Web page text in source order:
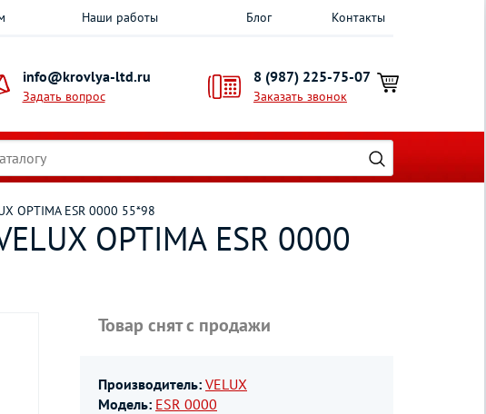
Наши работы Блог Контакты
info@krovlya-ltd.ru
Задать вопрос
8 (987) 225-75-07
Заказать звонок
OPTIMA ESR 0000 55*98
OPTIMA ESR 0000
Товар снят с продажи
Производитель: VELUX
Модель: ESR 0000